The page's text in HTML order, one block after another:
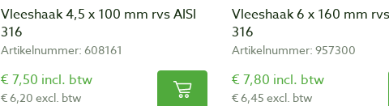
Vleeshaak 4,5 x 100 mm rvs AISI
316
Artikelnummer: 608161
€ 7,50 incl. btw
€ 6,20 excl. btw
Vleeshaak 6 x 160 mm
316
Artikelnummer: 957300
€ 7,80 incl. btw
€ 6,45 excl. btw